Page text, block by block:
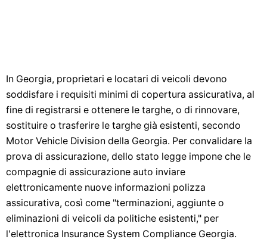
In Georgia, proprietari e locatari di veicoli devono
soddisfare i requisiti minimi di copertura assicurativa, al
fine di registrarsi e ottenere le targhe, o di rinnovare,
sostituire o trasferire le targhe già esistenti, secondo
Motor Vehicle Division della Georgia. Per convalidare la
prova di assicurazione, dello stato legge impone che le
compagnie di assicurazione auto inviare
elettronicamente nuove informazioni polizza
assicurativa, così come "terminazioni, aggiunte o
eliminazioni di veicoli da politiche esistenti," per
l'elettronica Insurance System Compliance Georgia.